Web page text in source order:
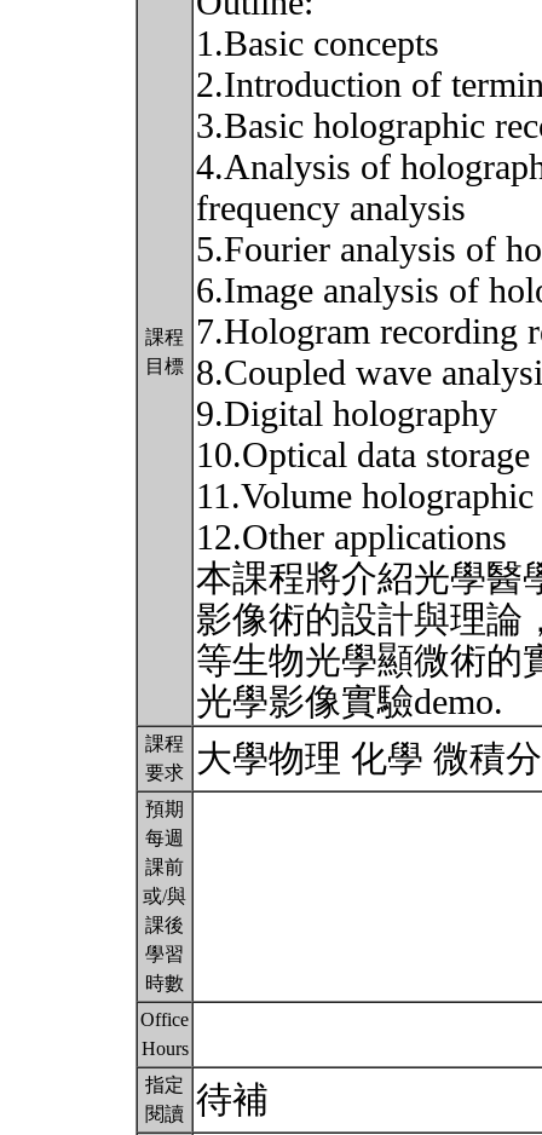
課程
目標
1.Basic concepts
2.Introduction of
3.Basic holographic
4.Analysis of
frequency analysis
5.Fourier analysis of
6.Image analysis of
7.Hologram recording
8.Coupled wave
9.Digital holography
10.Optical data storage
11.Volume
12.Other applications
本課程將介紹光學醫
影像術的設計與理論
等生物光學顯微術的
光學影像實驗demo.
課程
要求
大學物理 化學 微積
預期
每週
課前
或/與
課後
學習
時數
Office
Hours
指定
閱讀 待補